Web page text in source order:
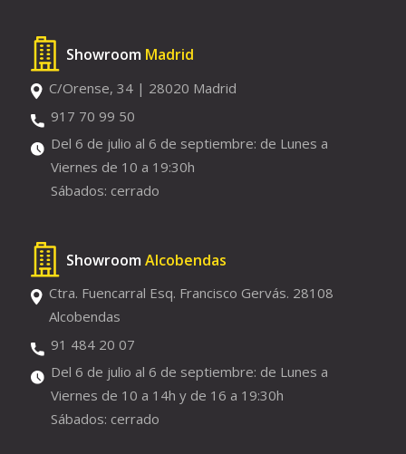
Showroom Madrid
C/Orense, 34 | 28020 Madrid
917 70 99 50
Del 6 de julio al 6 de septiembre: de Lunes a
Viernes de 10 a 19:30h
Sábados: cerrado
Showroom Alcobendas
Ctra. Fuencarral Esq. Francisco Gervás. 28108
Alcobendas
91 484 20 07
Del 6 de julio al 6 de septiembre: de Lunes a
Viernes de 10 a 14h y de 16 a 19:30h
Sábados: cerrado